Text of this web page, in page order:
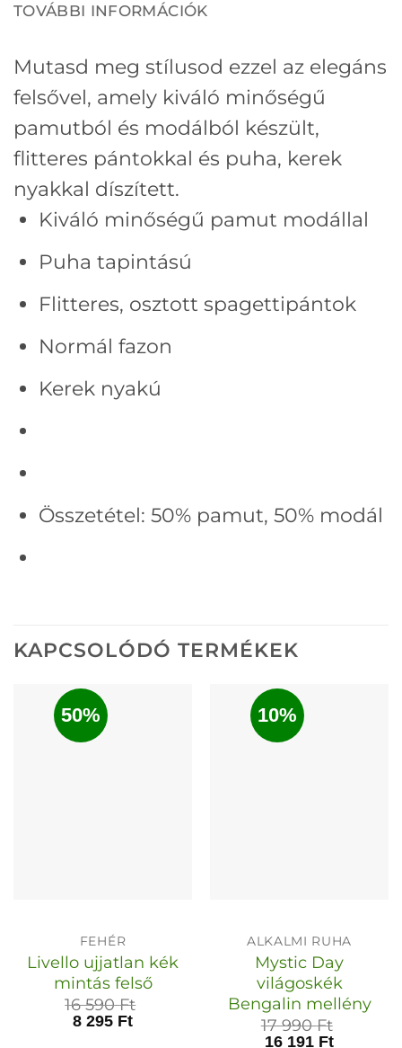
TOVÁBBI INFORMÁCIÓK
Mutasd meg stílusod ezzel az elegáns
felsővel, amely kiváló minőségű
pamutból és modálból készült,
flitteres pántokkal és puha, kerek
nyakkal díszített.
Kiváló minőségű pamut modállal
Puha tapintású
Flitteres, osztott spagettipántok
Normál fazon
Kerek nyakú
Összetétel:50% pamut, 50% modál
KAPCSOLÓDÓ TERMÉKEK
50%
FEHÉR
Livello ujjatlan kék
mintás felső
16 590Ft
8 295 Ft
10%
ALKALMI RUHA
Mystic Day
világoskék
Bengalin mellény
17 990Ft
16 191 Ft